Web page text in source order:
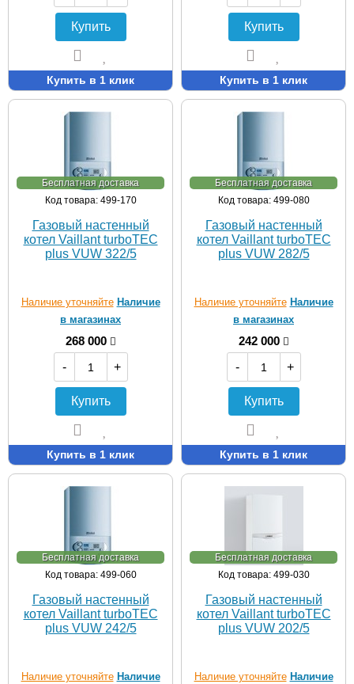
Купить
Купить в 1 клик
Купить
Купить в 1 клик
Бесплатная доставка
Код товара: 499-170
Газовый настенный
котел Vaillant turboTEC
plus VUW 322/5
Наличие уточняйте Наличие
в магазинах
268 000
-
+
Купить
Купить в 1 клик
Бесплатная доставка
Код товара: 499-080
Газовый настенный
котел Vaillant turboTEC
plus VUW 282/5
Наличие уточняйте Наличие
в магазинах
242 000
-
+
Купить
Купить в 1 клик
Бесплатная доставка
Код товара: 499-060
Газовый настенный
котел Vaillant turboTEC
plus VUW 242/5
Наличие уточняйте Наличие
Бесплатная доставка
Код товара: 499-030
Газовый настенный
котел Vaillant turboTEC
plus VUW 202/5
Наличие уточняйте Наличие